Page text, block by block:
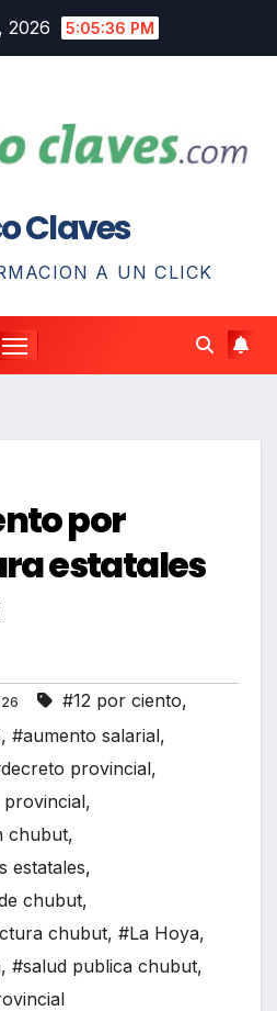
2026 5:05:37 PM
Claves
A UN CLICK
por
estatales
#12 por ciento,
, #aumento salarial,
provincial,
,
chubut,
estatales,
chubut,
chubut, #La Hoya,
, #salud publica chubut,